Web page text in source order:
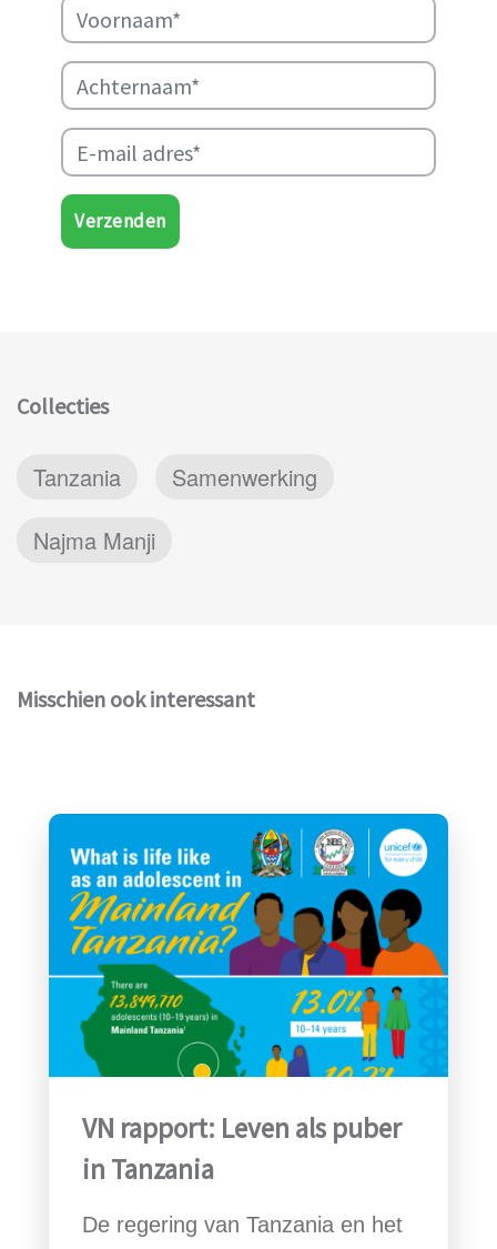
Verzenden
Collecties
Tanzania
Samenwerking
Najma Manji
Misschien ook interessant
VN rapport: Leven als puber
in Tanzania
De regering van Tanzania en het